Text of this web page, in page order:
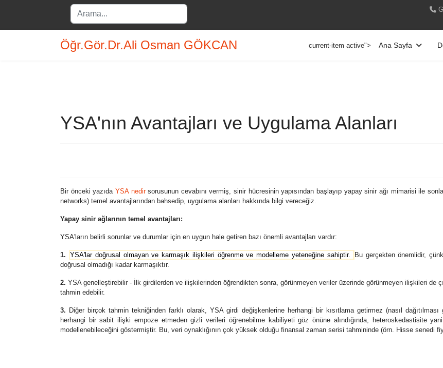
Search
...
Öğr.Gör.Dr.Ali Osman GÖKCAN current-item active"> Ana Sayfa
YSA'nın Avantajları ve Uygulama Alanları
Bir önceki yazıda YSA nedirsorusunun cevabını vermiş, sinir hücresinin yapısından başlayıp yapay sinir ağı mimarisi ile
networks) temel avantajlarından bahsedip, uygulama alanları hakkında bilgi vereceğiz.
Yapay sinir ağlarının temel avantajları:
YSA'ların belirli sorunlar ve durumlar için en uygun hale getiren bazı önemli avantajları vardır:
1. YSA'lar doğrusal olmayan ve karmaşık ilişkileri öğrenme ve modelleme yeteneğine sahiptir. Bu gerçekten önemlidir,
doğrusal olmadığı kadar karmaşıktır.
2. YSA genelleştirebilir - İlk girdilerden ve ilişkilerinden öğrendikten sonra, görünmeyen veriler üzerinde görünmeyen ilişkileri de
tahmin edebilir.
3. Diğer birçok tahmin tekniğinden farklı olarak, YSA girdi değişkenlerine herhangi bir kısıtlama getirmez (nasıl
herhangi bir sabit ilişki empoze etmeden gizli verileri öğrenebilme kabiliyeti göz önüne alındığında, heteroskedastisite
modellenebileceğini göstermiştir. Bu, veri oynaklığının çok yüksek olduğu finansal zaman serisi tahmininde (örn. Hisse senedi